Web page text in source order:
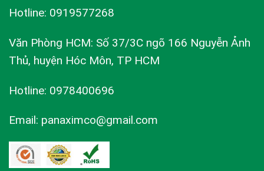
Hotline: 0919577268
Văn Phòng HCM: Số 37/3C ngõ 166 Nguyễn Ảnh
Thủ, huyện Hóc Môn, TP HCM
Hotline: 0978400696
Email: panaximco@gmail.com